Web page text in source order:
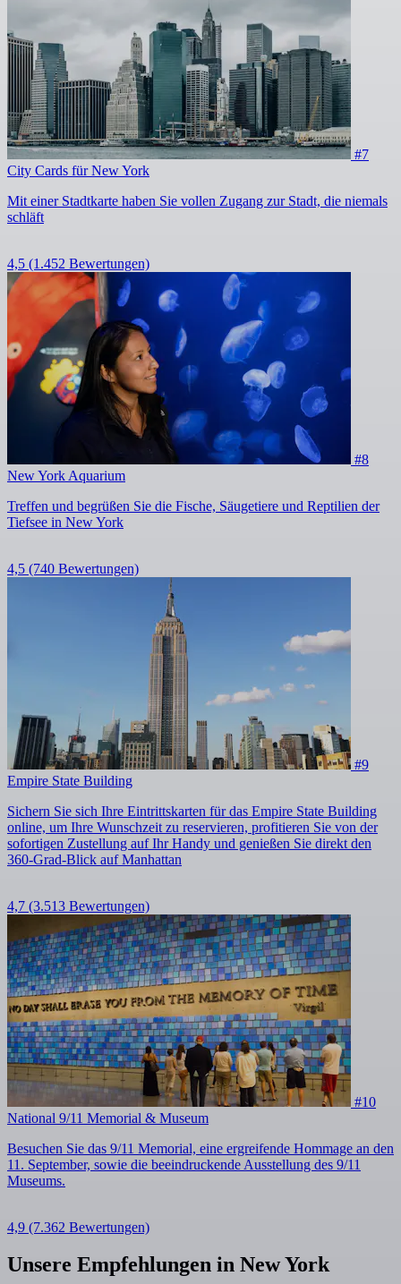
#7
City Cards für New York
Mit einer Stadtkarte haben Sie vollen Zugang zur Stadt, die niemals
schläft
4,5 (1.452 Bewertungen)
#8
New York Aquarium
Treffen und begrüßen Sie die Fische, Säugetiere und Reptilien der
Tiefsee in New York
4,5 (740 Bewertungen)
#9
Empire State Building
Sichern Sie sich Ihre Eintrittskarten für das Empire State Building
online, um Ihre Wunschzeit zu reservieren, profitieren Sie von der
sofortigen Zustellung auf Ihr Handy und genießen Sie direkt den
360-Grad-Blick auf Manhattan
4,7 (3.513 Bewertungen)
#10
National 9/11 Memorial & Museum
Besuchen Sie das 9/11 Memorial, eine ergreifende Hommage an den
11. September, sowie die beeindruckende Ausstellung des 9/11
Museums.
4,9 (7.362 Bewertungen)
Unsere Empfehlungen in New York